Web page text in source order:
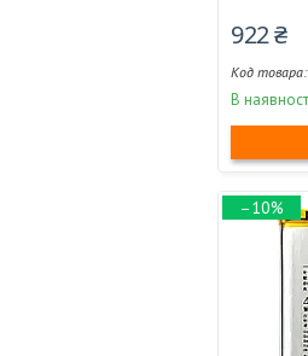
922 ₴
В
–10%